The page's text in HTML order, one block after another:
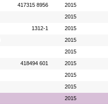
417315 8956 2015
2015
1312-1 2015
2015
2015
418494 601 2015
2015
2015
2015